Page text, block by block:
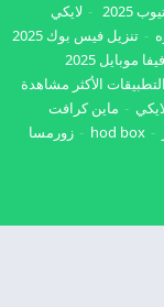
2025
لايكي
تنزيل فيس بوك 2025
فيفا موبايل 2025
التطبيقات الأكثر مشاهدة
ماين كرافت
hod box زورمسا